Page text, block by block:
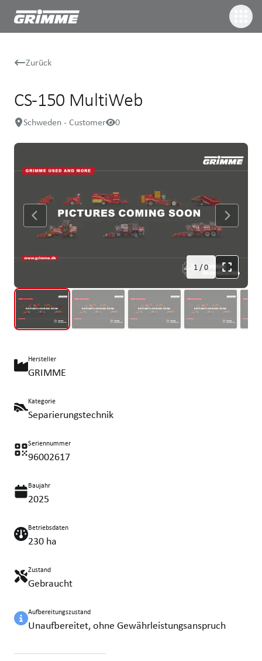
Zurück
CS-150 MultiWeb
Schweden - Customer 0
1/0
Hersteller
GRIMME
Kategorie
Separierungstechnik
Seriennummer
96002617
Baujahr
2025
Betriebsdaten
230 ha
Zustand
Gebraucht
Aufbereitungszustand
Unaufbereitet, ohne Gewährleistungsanspruch